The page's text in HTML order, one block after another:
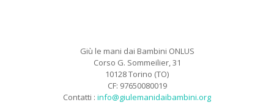
Giù le mani dai Bambini ONLUS
Corso G. Sommeilier, 31
10128 Torino (TO)
CF: 97650080019
Contatti : info@giulemanidaibambini.org